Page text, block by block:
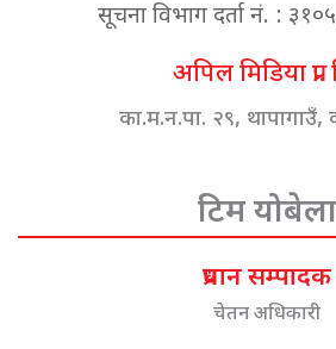
सूचना विभाग दर्ता नं. :
अपिल मिडिया प्रा.
का.म.न.पा. २९, थापागाउँ,
टिम योबेला
प्रधान सम्पादक
चेतन अधिकारी